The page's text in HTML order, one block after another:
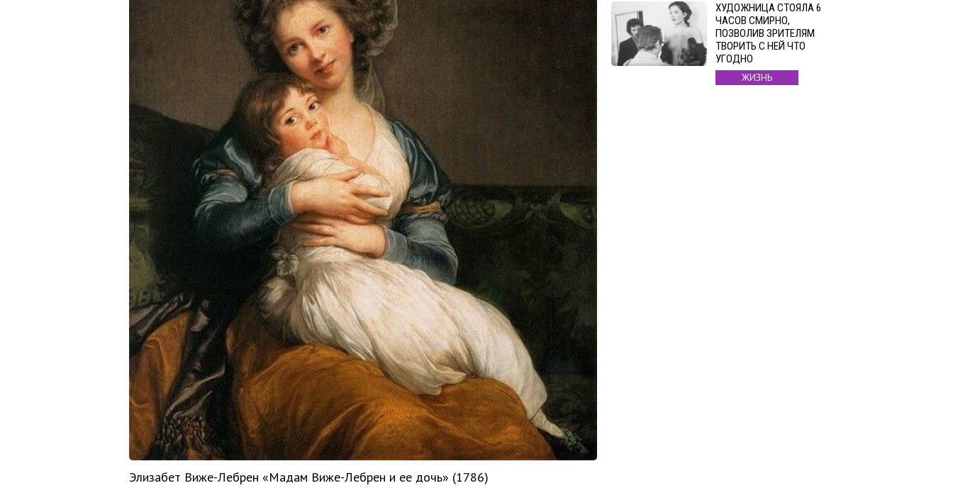
Элизабет Виже-Лебрен «Мадам Виже-Лебрен и ее дочь» (1786)
ХУДОЖНИЦА СТОЯЛА 6
ЧАСОВ СМИРНО,
ПОЗВОЛИВ ЗРИТЕЛЯМ
ТВОРИТЬ С НЕЙ ЧТО
УГОДНО
ЖИЗНЬ